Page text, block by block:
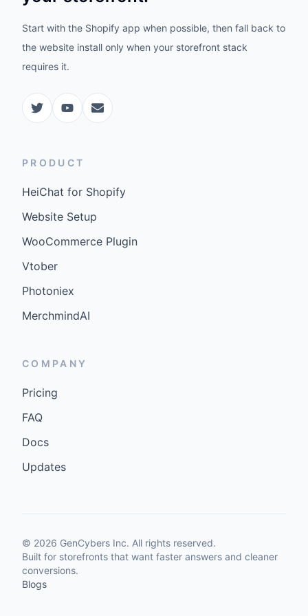
Start with the Shopify app when possible, then fall back to
the website install only when your storefront stack
requires it.
PRODUCT
HeiChat for Shopify
Website Setup
WooCommerce Plugin
Vtober
Photoniex
MerchmindAI
COMPANY
Pricing
FAQ
Docs
Updates
© 2026 GenCybers Inc. All rights reserved.
Built for storefronts that want faster answers and cleaner
conversions.
Blogs